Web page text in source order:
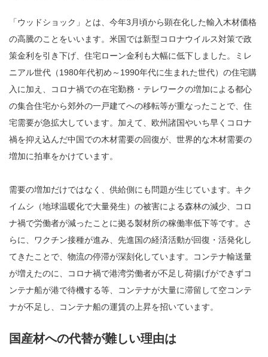
「ウッドショック」とは、今年3月頃から顕在化した輸入木材価格
の高騰のことをいいます。米国では新型コロナウイルス対策で政
策金利を引き下げ、住宅ローン金利も大幅に低下しました。ミレ
ニアル世代（1980年代初め～1990年代に生まれた世代）の住宅購
入に加え、コロナ禍での在宅勤務・テレワークの増加による都心
の集合住宅から郊外の一戸建てへの移転等が重なったことで、住
宅需要が急拡大しています。加えて、欧州諸国やいち早くコロナ
禍を抑え込んだ中国での木材需要の回復が、世界的な木材需要の
増加に拍車をかけています。
需要の増加だけではなく、供給側にも問題が生じています。キク
イムシ（地球温暖化で大量発生）の被害による森林の減少、コロ
ナ禍で労働者が減ったことに拠る製材所の稼働率低下等です。さ
らに、ワクチン接種が進み、先進国の経済活動が回復・活発化し
てきたことで、物流の停滞が深刻化しています。コンテナ輸送量
が増えたのに、コロナ禍で港湾労働者が不足し荷揚げができずコ
ンテナ船が港で待機する等、コンテナが大量に滞留して空コンテ
ナが不足し、コンテナ船の運賃の上昇を招いています。
国産材への代替が難しい理由は